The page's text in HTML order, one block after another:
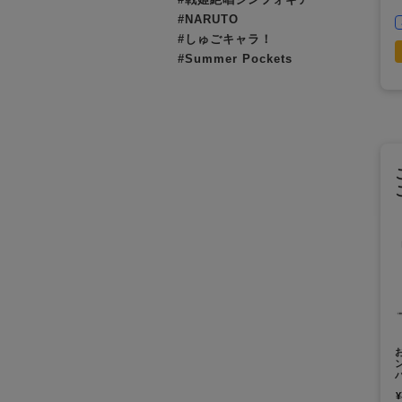
#NARUTO
#しゅごキャラ！
#Summer Pockets
¥